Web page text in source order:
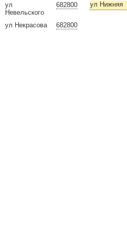
682800
ул
Невельского
682800
ул Некрасова
ул Нижняя